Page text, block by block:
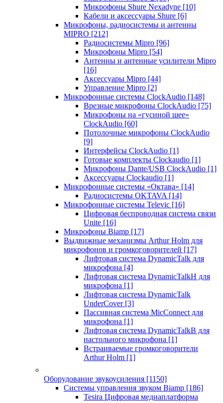
Микрофоны Shure Nexadyne [10]
Кабели и аксессуары Shure [6]
Микрофоны, радиосистемы и антенны
MIPRO [212]
Радиосистемы Mipro [96]
Микрофоны Mipro [54]
Антенны и антенные усилители Mipro
[16]
Аксессуары Mipro [44]
Управление Mipro [2]
Микрофонные системы ClockAudio [148]
Врезные микрофоны ClockAudio [75]
Микрофоны на «гусиной шее»
ClockAudio [60]
Потолочные микрофоны ClockAudio
[9]
Интерфейсы ClockAudio [1]
Готовые комплекты Clockaudio [1]
Микрофоны Dante/USB ClockAudio [1]
Аксессуары Clockaudio [1]
Микрофонные системы «Октава» [14]
Радиосистемы OKTAVA [14]
Микрофонные системы Televic [16]
Цифровая беспроводная система связи
Unite [16]
Микрофоны Biamp [17]
Выдвижные механизмы Arthur Holm для
микрофонов и громкоговорителей [17]
Лифтовая система DynamicTalk для
микрофона [4]
Лифтовая система DynamicTalkH для
микрофона [1]
Лифтовая система DynamicTalk
UnderCover [3]
Пассивная система MicConnect для
микрофона [1]
Лифтовая система DynamicTalkB для
настольного микрофона [1]
Встраиваемые громкоговорители
Arthur Holm [1]
Оборудование звукоусиления [1150]
Системы управления звуком Biamp [186]
Tesira Цифровая медиаплатформа